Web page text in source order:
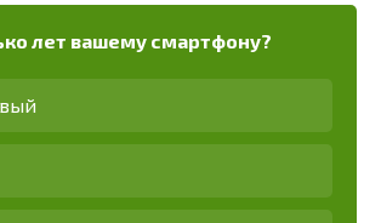
лет вашему смартфону?